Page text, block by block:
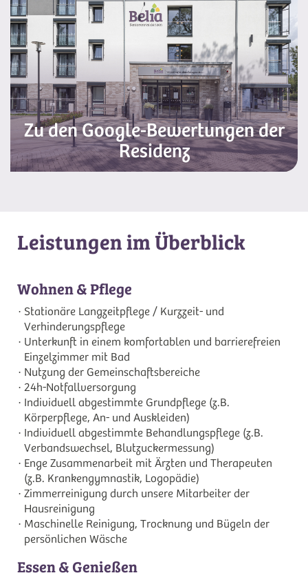
Zu den Google-Bewertungen der
Residenz
Leistungen im Überblick
Wohnen & Pflege
Stationäre Langzeitpflege / Kurzzeit- und
Verhinderungspflege
Unterkunft in einem komfortablen und barrierefreien
Einzelzimmer mit Bad
Nutzung der Gemeinschaftsbereiche
24h-Notfallversorgung
Individuell abgestimmte Grundpflege (z.B.
Körperpflege, An- und Auskleiden)
Individuell abgestimmte Behandlungspflege (z.B.
Verbandswechsel, Blutzuckermessung)
Enge Zusammenarbeit mit Ärzten und Therapeuten
(z.B. Krankengymnastik, Logopädie)
Zimmerreinigung durch unsere Mitarbeiter der
Hausreinigung
Maschinelle Reinigung, Trocknung und Bügeln der
persönlichen Wäsche
Essen & Genießen